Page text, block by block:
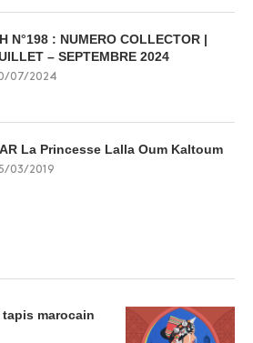
N°198 : NUMERO COLLECTOR |
– SEPTEMBRE 2024
07/2024
La Princesse Lalla Oum Kaltoum
03/2019
marocain